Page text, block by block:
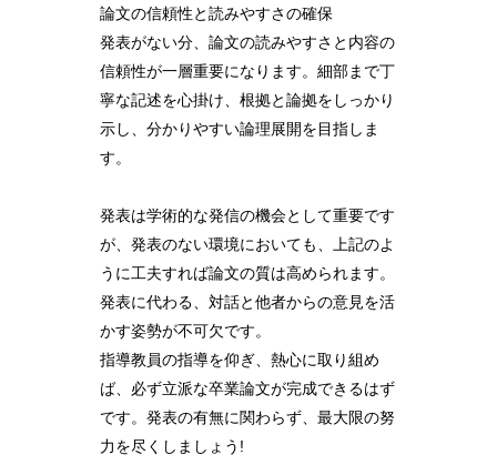
論文の信頼性と読みやすさの確保
発表がない分、論文の読みやすさと内容の
信頼性が一層重要になります。細部まで丁
寧な記述を心掛け、根拠と論拠をしっかり
示し、分かりやすい論理展開を目指しま
す。
発表は学術的な発信の機会として重要です
が、発表のない環境においても、上記のよ
うに工夫すれば論文の質は高められます。
発表に代わる、対話と他者からの意見を活
かす姿勢が不可欠です。
指導教員の指導を仰ぎ、熱心に取り組め
ば、必ず立派な卒業論文が完成できるはず
です。発表の有無に関わらず、最大限の努
力を尽くしましょう!